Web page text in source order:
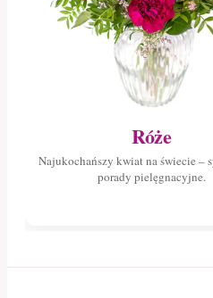
Róże
Najukochańszy kwiat na świecie –
porady pielęgnacyjne.